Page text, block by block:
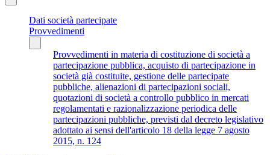
Dati società partecipate
Provvedimenti
Provvedimenti in materia di costituzione di società a
partecipazione pubblica, acquisto di partecipazione in
società già costituite, gestione delle partecipate
pubbliche, alienazioni di partecipazioni sociali,
quotazioni di società a controllo pubblico in mercati
regolamentati e razionalizzazione periodica delle
partecipazioni pubbliche, previsti dal decreto legislativo
adottato ai sensi dell'articolo 18 della legge 7 agosto
2015, n. 124